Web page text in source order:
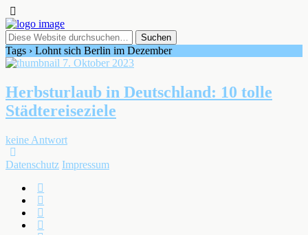
Tags › Lohnt sich Berlin im Dezember
7. Oktober 2023
Herbsturlaub in Deutschland: 10 tolle
Städtereiseziele
keine Antwort
Datenschutz Impressum